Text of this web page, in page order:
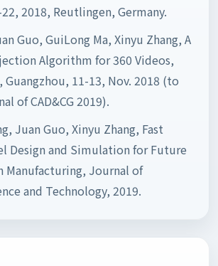
22, 2018, Reutlingen, Germany.
Guo, GuiLong Ma, Xinyu Zhang, A
Algorithm for 360 Videos,
Guangzhou, 11-13, Nov. 2018 (to
of CAD&CG 2019).
Juan Guo, Xinyu Zhang, Fast
Design and Simulation for Future
Manufacturing, Journal of
and Technology, 2019.